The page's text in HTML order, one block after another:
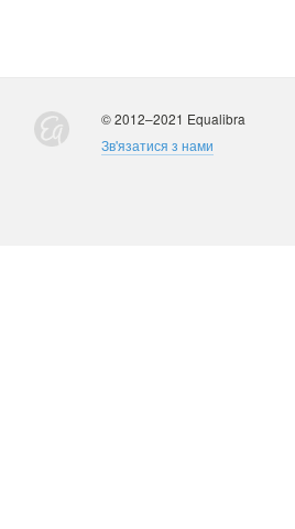
© 2012–2021 Equalibra
Зв'язатися з нами